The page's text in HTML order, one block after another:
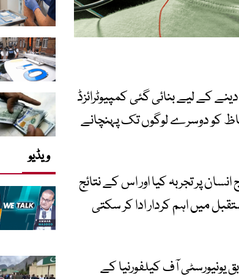
کے لیے بنائی گئی کمپیوٹرائزڈ
کو دوسرے لوگوں تک پہنچانے
پر تجربہ کیا اور اس کے نتائج
میں اہم کردار ادا کر سکتی
آف کیلفورنیا کے
ویڈیو